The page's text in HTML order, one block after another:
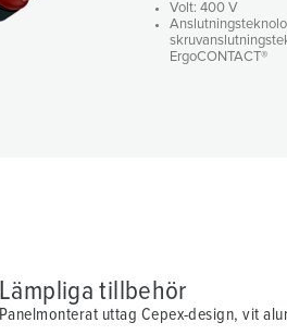
Volt: 400 V
ErgoCONTACT®
Lämpliga tillbehör
Panelmonterat uttag Cepex-design, vit